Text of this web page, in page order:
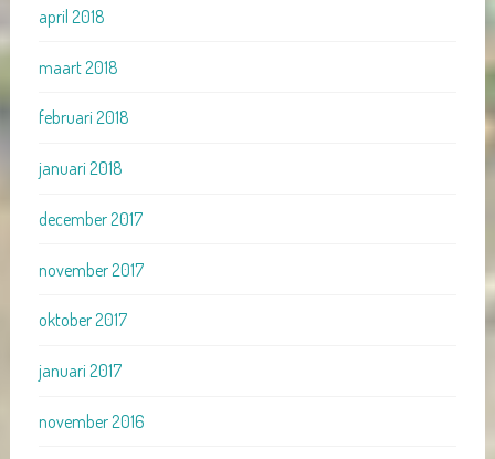
april 2018
maart 2018
februari 2018
januari 2018
december 2017
november 2017
oktober 2017
januari 2017
november 2016